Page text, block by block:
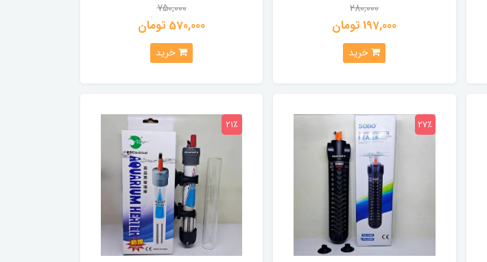
280,000
197,000 تومان
خرید
750,000
570,000 تومان
خرید
27٪ 21٪